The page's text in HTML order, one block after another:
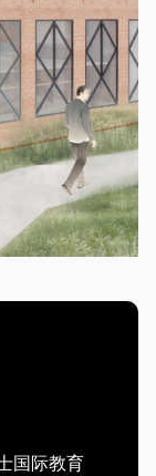
国际教育